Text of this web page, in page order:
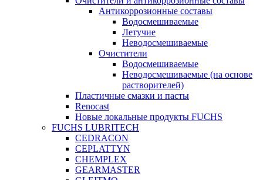
Антикоррозионные составы
Водосмешиваемые
Летучие
Неводосмешиваемые
Очистители
Водосмешиваемые
Неводосмешиваемые (на основе
растворителей)
Пластичные смазки и пасты
Renocast
Новые локальные продукты FUCHS
FUCHS LUBRITECH
CEDRACON
CEPLATTYN
CHEMPLEX
GEARMASTER